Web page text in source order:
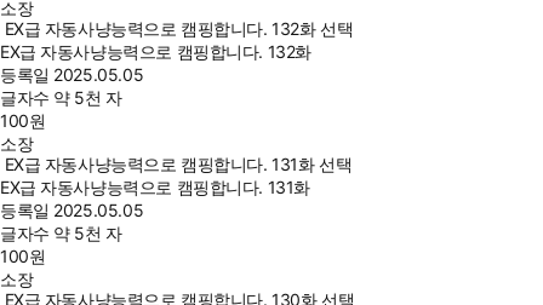
소장
EX급 자동사냥능력으로 캠핑합니다. 132화 선택
EX급 자동사냥능력으로 캠핑합니다. 132화
등록일 2025.05.05
글자수 약 5천 자
100원
소장
EX급 자동사냥능력으로 캠핑합니다. 131화 선택
EX급 자동사냥능력으로 캠핑합니다. 131화
등록일 2025.05.05
글자수 약 5천 자
100원
소장
EX급 자동사냥능력으로 캠핑합니다. 130화 선택